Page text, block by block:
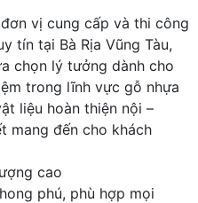
vị cung cấp và thi công
tín tại Bà Rịa Vũng Tàu,
chọn lý tưởng dành cho
trong lĩnh vực gỗ nhựa
liệu hoàn thiện nội –
mang đến cho khách
cao
phú, phù hợp mọi